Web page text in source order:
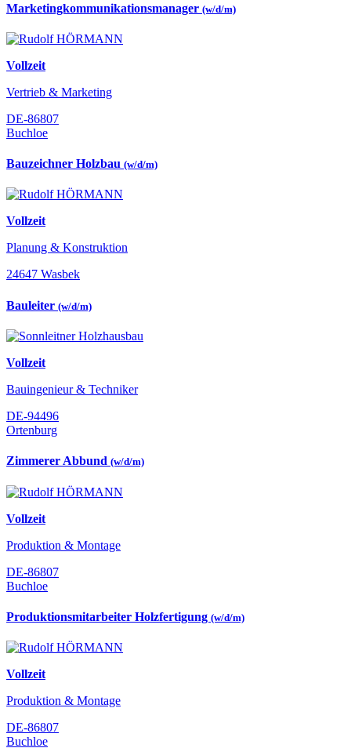
Marketingkommunikationsmanager (w/d/m)
Vollzeit
Vertrieb & Marketing
DE-86807
Buchloe
Bauzeichner Holzbau (w/d/m)
Vollzeit
Planung & Konstruktion
24647 Wasbek
Bauleiter (w/d/m)
Vollzeit
Bauingenieur & Techniker
DE-94496
Ortenburg
Zimmerer Abbund (w/d/m)
Vollzeit
Produktion & Montage
DE-86807
Buchloe
Produktionsmitarbeiter Holzfertigung (w/d/m)
Vollzeit
Produktion & Montage
DE-86807
Buchloe